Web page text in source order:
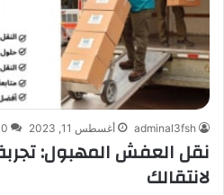
adminal3fsh أغسطس 11, 2023 0
نقل العفش المهبول:
لانتقالك